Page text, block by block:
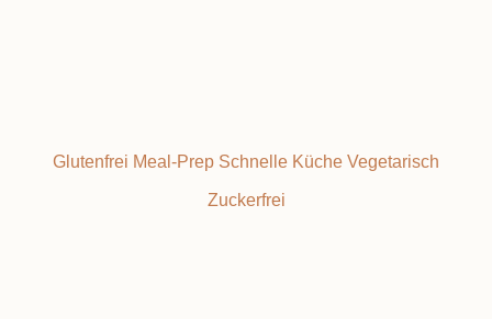
Glutenfrei Meal-Prep Schnelle Küche Vegetarisch
Zuckerfrei